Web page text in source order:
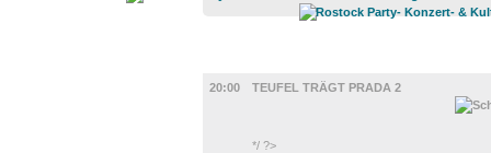
20:00
TEUFEL TRÄGT PRADA 2
*/ ?>